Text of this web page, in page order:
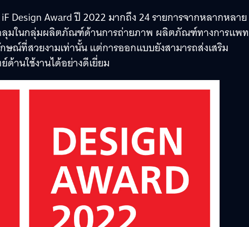
Award ปี 2022 มากถึง 24 รายการจากหลากหลาย
ลุมในกลุ่มผลิตภัณฑ์ด้านการถ่ายภาพ ผลิตภัณฑ์ทางการแพ
ที่สวยงามเท่านั้น แต่การออกแบบยังสามารถส่งเสริม
านใช้งานได้อย่างดีเยี่ยม